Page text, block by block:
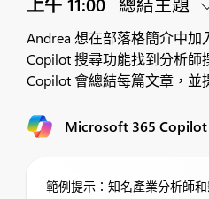
Andrea 想在部落格簡介中加
Copilot 搜尋功能找到分析師
Copilot 會總結每篇文章，並
Microsoft 365 Copilot
範例提示：知名產業分析師